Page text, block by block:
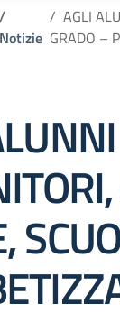
Notizie
AGLI
GRADO –